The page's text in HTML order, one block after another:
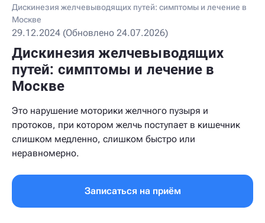
Дискинезия желчевыводящих путей: симптомы и лечение в
Москве
29.12.2024 (Обновлено 24.07.2026)
Дискинезия желчевыводящих
путей: симптомы и лечение в
Москве
Это нарушение моторики желчного пузыря и
протоков, при котором желчь поступает в кишечник
слишком медленно, слишком быстро или
неравномерно.
Записаться на приём